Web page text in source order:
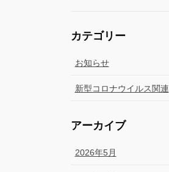
カテゴリー
お知らせ
新型コロナウイルス関連
アーカイブ
2026年5月